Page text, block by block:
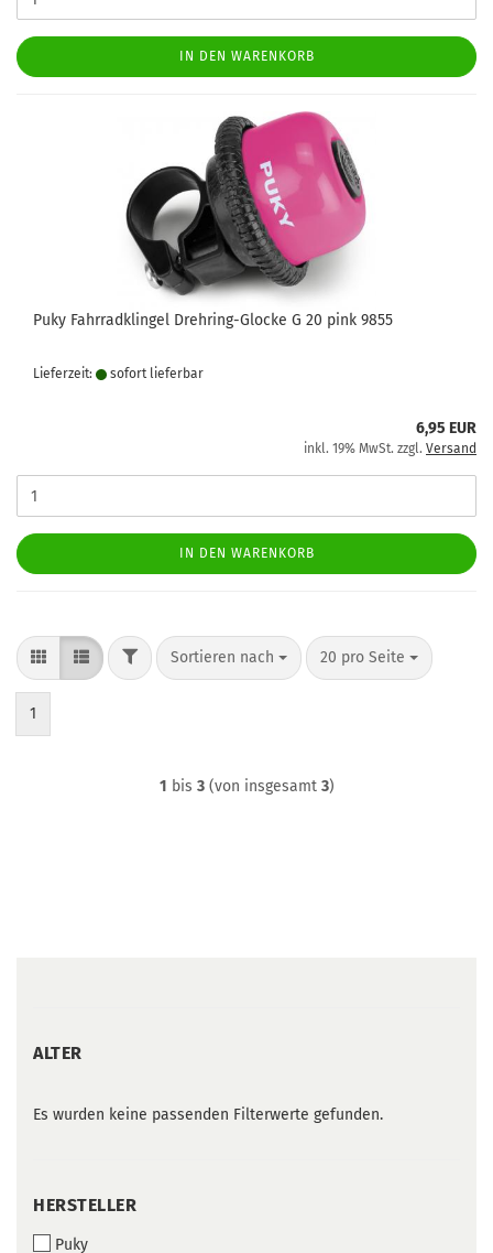
IN DEN WARENKORB
Puky Fahrradklingel Drehring-Glocke G 20 pink 9855
Lieferzeit: sofort lie­fer­bar
6,95 EUR
inkl. 19% MwSt. zzgl. Versand
IN DEN WARENKORB
FILTERSortieren nach
Sortieren nach 20 pro Seite
pro Seite
1
1 bis 3(von insgesamt 3)
ALTER
ALTER
Es wurden keine passenden Filterwerte gefunden.
HERSTELLER
HERSTELLER
Puky